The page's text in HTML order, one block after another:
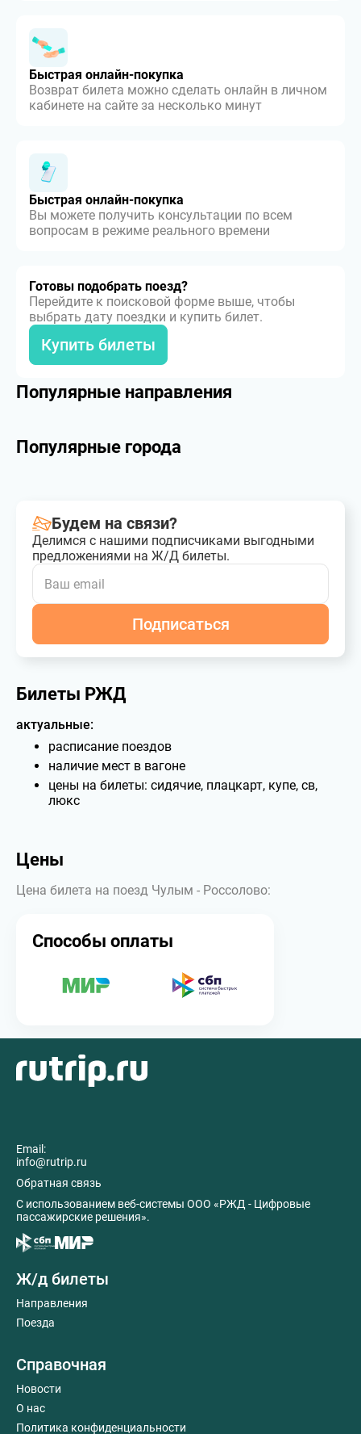
Быстрая онлайн-покупка
Возврат билета можно сделать онлайн в личном
кабинете на сайте за несколько минут
Быстрая онлайн-покупка
Вы можете получить консультации по всем
вопросам в режиме реального времени
Готовы подобрать поезд?
Перейдите к поисковой форме выше, чтобы
выбрать дату поездки и купить билет.
Купить билеты
Популярные направления
Популярные города
Будем на связи?
Делимся с нашими подписчиками выгодными
предложениями на Ж/Д билеты.
Подписаться
Билеты РЖД
актуальные:
расписание поездов
наличие мест в вагоне
цены на билеты: сидячие, плацкарт, купе, св,
люкс
Цены
Цена билета на поезд Чулым - Россолово:
Способы оплаты
Email:
info@rutrip.ru
Обратная связь
C использованием веб-системы ООО «РЖД - Цифровые
пассажирские решения».
Ж/д билеты
Направления
Поезда
Справочная
Новости
О нас
Политика конфиденциальности